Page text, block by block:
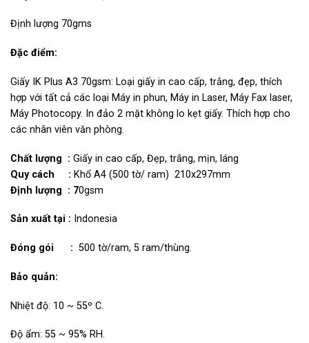
Định lượng 70gms
Đặc điểm:
Giấy IK Plus A3 70gsm: Loại giấy in cao cấp, trắng, đẹp, thích
hợp với tất cả các loại Máy in phun, Máy in Laser, Máy Fax laser,
Máy Photocopy. In đảo 2 mặt không lo kẹt giấy. Thích hợp cho
các nhân viên văn phòng.
Chất lượng : Giấy in cao cấp, Đẹp, trắng, mịn, láng
Quy cách : Khổ A4 (500 tờ/ ram) 210x297mm
Định lượng : 70gsm
Sản xuất tại : Indonesia
Đóng gói : 500 tờ/ram, 5 ram/thùng.
Bảo quản:
Nhiệt độ: 10 ~ 55º C.
Độ ẩm: 55 ~ 95% RH.